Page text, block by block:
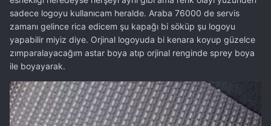
sadece logoyu kullanıcam heralde. Araba 76000 de servis
zamanı gelince rica edicem şu kapağı bi söküp şu logoyu
yapabilir miyiz diye. Orjinal logoyuda bi kenara koyup güzelce
zımparalayacağım astar boya atıp orjinal renginde sprey boya
ile boyayarak.